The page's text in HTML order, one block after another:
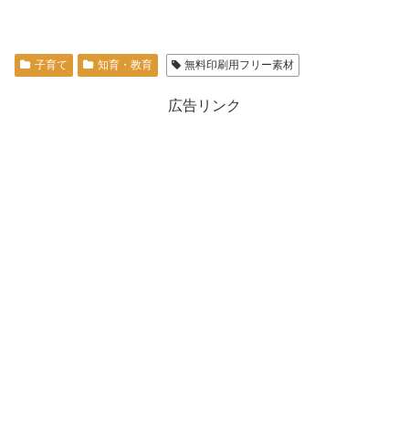
子育て 知育・教育 無料印刷用フリー素材
広告リンク